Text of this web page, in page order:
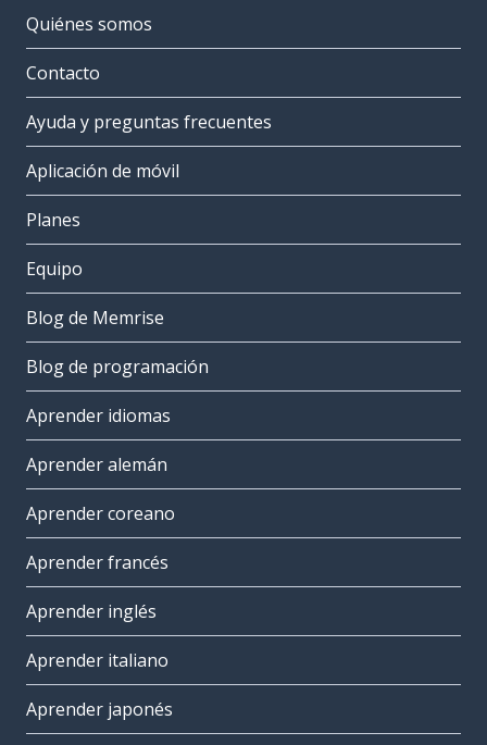
Quiénes somos
Contacto
Ayuda y preguntas frecuentes
Aplicación de móvil
Planes
Equipo
Blog de Memrise
Blog de programación
Aprender idiomas
Aprender alemán
Aprender coreano
Aprender francés
Aprender inglés
Aprender italiano
Aprender japonés